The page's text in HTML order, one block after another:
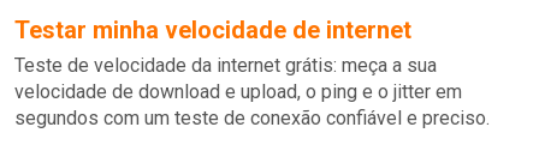
Testar minha velocidade de internet
Teste de velocidade da internet grátis: meça a sua
velocidade de download e upload, o ping e o jitter em
segundos com um teste de conexão confiável e preciso.